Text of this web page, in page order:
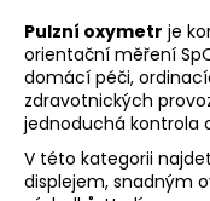
Pulzní oxymetr je
orientační měření
domácí péči,
zdravotnických
jednoduchá kontrola
V této kategorii
displejem, snadným
t
ř
e
b
u